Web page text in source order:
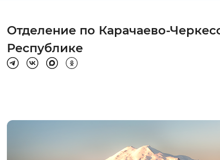
Размер шрифта
Стандартный
Отделение по Карачаево-
Республике